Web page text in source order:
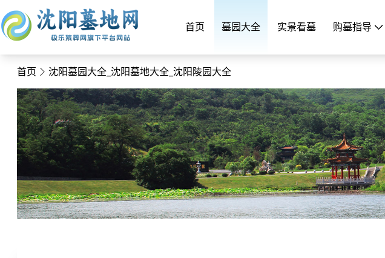
首页 墓园大全 实景看墓 购墓指导
首页 沈阳墓园大全_沈阳墓地大全_沈阳陵园大全